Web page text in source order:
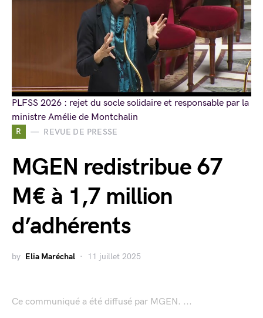
R REVUE DE PRESSE
MGEN redistribue 67
M€ à 1,7 million
d’adhérents
by Elia Maréchal 11 juillet 2025
Ce communiqué a été diffusé par MGEN. ...
PLFSS 2026 : rejet du socle solidaire et responsable par la
ministre Amélie de Montchalin